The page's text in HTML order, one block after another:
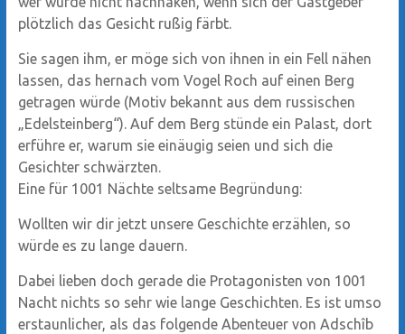
plötzlich das Gesicht rußig färbt.
Sie sagen ihm, er möge sich von ihnen in ein Fell nähen
lassen, das hernach vom Vogel Roch auf einen Berg
getragen würde (Motiv bekannt aus dem russischen
„Edelsteinberg“). Auf dem Berg stünde ein Palast, dort
erführe er, warum sie einäugig seien und sich die
Gesichter schwärzten.
Eine für 1001 Nächte seltsame Begründung:
Wollten wir dir jetzt unsere Geschichte erzählen, so
würde es zu lange dauern.
Dabei lieben doch gerade die Protagonisten von 1001
Nacht nichts so sehr wie lange Geschichten. Es ist umso
erstaunlicher, als das folgende Abenteuer von Adschîb